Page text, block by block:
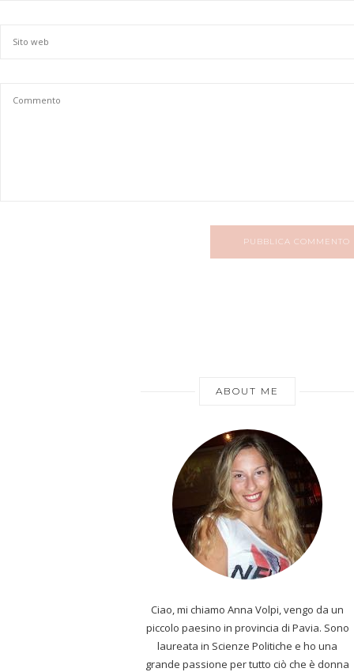
PUBBLICA COMMENTO
ABOUT ME
Ciao, mi chiamo Anna Volpi, vengo da un
piccolo paesino in provincia di Pavia. Sono
laureata in Scienze Politiche e ho una
grande passione per tutto ciò che è donna